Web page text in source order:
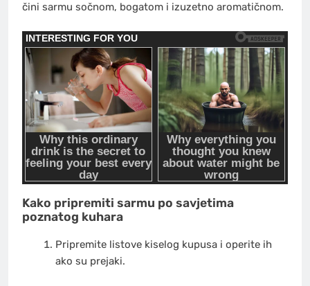
čini sarmu sočnom, bogatom i izuzetno aromatičnom.
Kako pripremiti sarmu po savjetima
poznatog kuhara
Pripremite listove kiselog kupusa i operite ih
ako su prejaki.